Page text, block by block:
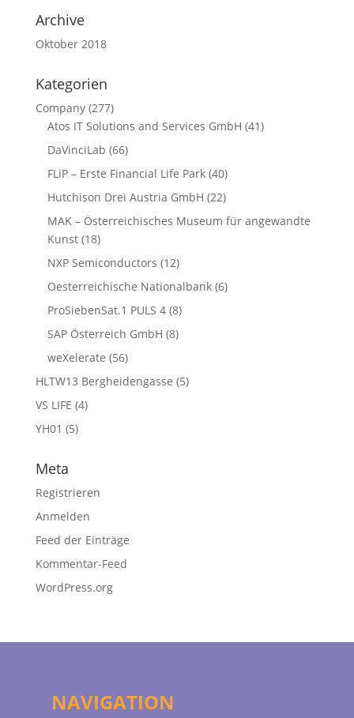
Archive
Oktober 2018
Kategorien
Company(277)
Atos IT Solutions and Services GmbH (41)
DaVinciLab (66)
FLiP – Erste Financial Life Park(40)
Hutchison Drei Austria GmbH (22)
MAK – Österreichisches Museum für angewandte
Kunst(18)
NXP Semiconductors (12)
Oesterreichische Nationalbank(6)
ProSiebenSat.1 PULS 4(8)
SAP Österreich GmbH (8)
weXelerate (56)
HLTW13 Bergheidengasse (5)
VS LIFE (4)
YH01 (5)
Meta
Registrieren
Anmelden
Feed der Einträge
Kommentar-Feed
WordPress.org
NAVIGATION